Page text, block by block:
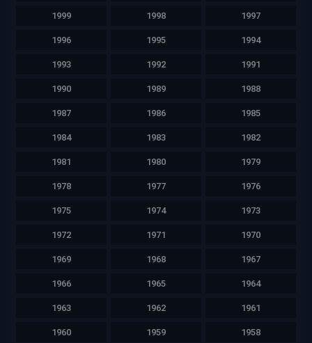
1999 1998 1997
1996 1995 1994
1993 1992 1991
1990 1989 1988
1987 1986 1985
1984 1983 1982
1981 1980 1979
1978 1977 1976
1975 1974 1973
1972 1971 1970
1969 1968 1967
1966 1965 1964
1963 1962 1961
1960 1959 1958